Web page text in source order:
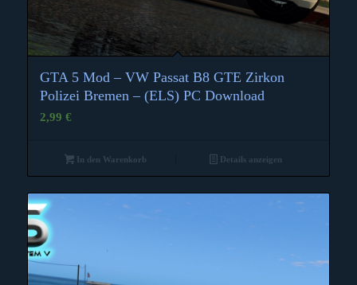
GTA 5 Mod – VW Passat B8 GTE Zirkon
Polizei Bremen – (ELS) PC Download
2,99 €
In den Warenkorb Details anzeigen